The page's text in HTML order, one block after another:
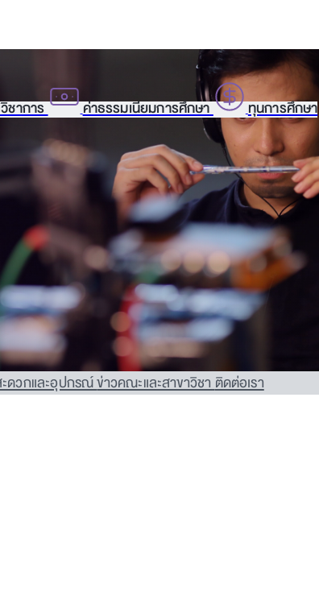
ชาการ ค่าธรรมเนียมการศึกษา ทุนการศึกษา
ดวกและอุปกรณ์ข่าวคณะและสาขาวิชาติดต่อเรา